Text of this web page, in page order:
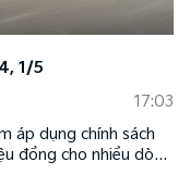
1/5
17:03
áp dụng chính sách
đồng cho nhiều dòng